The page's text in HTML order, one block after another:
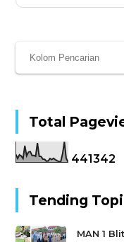
Total
441342
Tending
MAN 1